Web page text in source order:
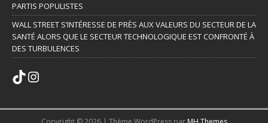
PARTIS POPULISTES
WALL STREET S’INTÉRESSE DE PRÈS AUX VALEURS DU SECTEUR DE LA
SANTÉ ALORS QUE LE SECTEUR TECHNOLOGIQUE EST CONFRONTÉ À
DES TURBULENCES